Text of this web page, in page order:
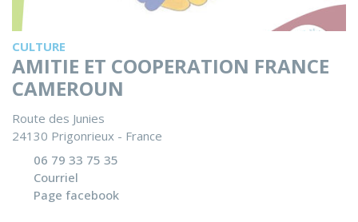
CULTURE
AMITIE ET COOPERATION FRANCE
CAMEROUN
Route des Junies
24130 Prigonrieux - France
06 79 33 75 35
Courriel
Page facebook